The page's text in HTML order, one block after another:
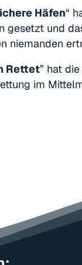
close
Häfen“
gesetzt und
niemanden
Rettet” hat
im